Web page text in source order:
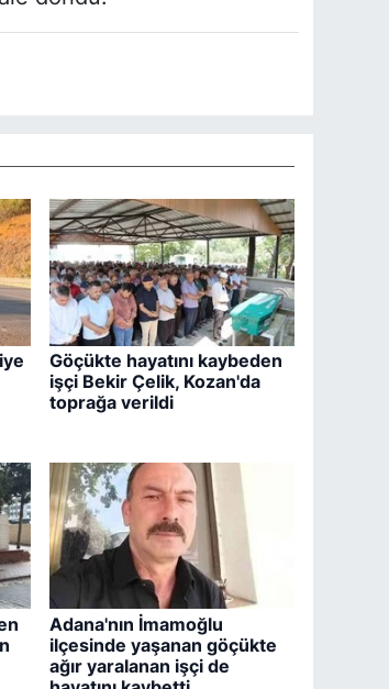
Göçükte hayatını kaybeden
işçi Bekir Çelik, Kozan'da
toprağa verildi
Adana'nın İmamoğlu
ilçesinde yaşanan göçükte
ağır yaralanan işçi de